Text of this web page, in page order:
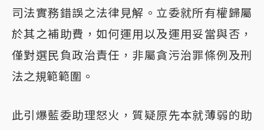
司法實務錯誤之法律見解。立委就所有權歸屬
於其之補助費，如何運用以及運用妥當與否，
僅對選民負政治責任，非屬貪污治罪條例及刑
法之規範範圍。
此引爆藍委助理怒火，質疑原先本就薄弱的助